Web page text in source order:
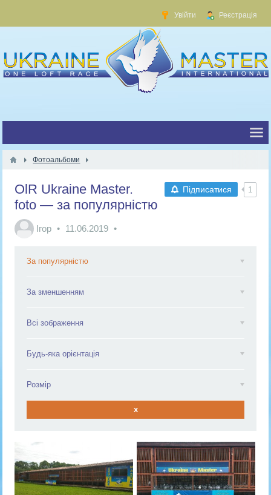
Увійти Реєстрація
Фотоальбоми
Підписатися 1
OlR Ukraine Master.
foto — за популярністю
Ігор 11.06.2019
За популярністю
За зменшенням
Всі зображення
Будь-яка орієнтація
Розмір
x